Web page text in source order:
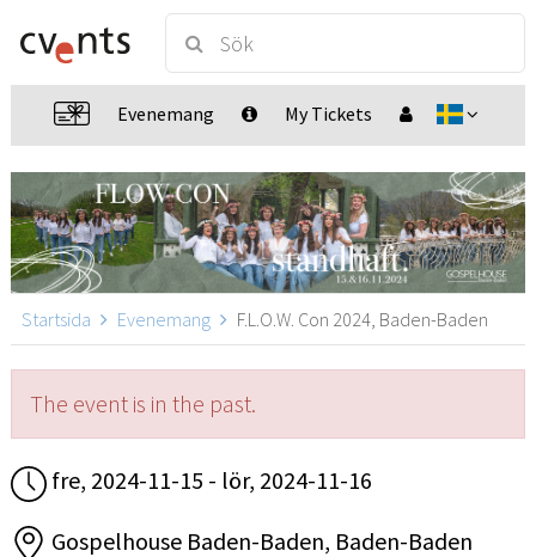
Evenemang My Tickets
Startsida Evenemang F.L.O.W. Con 2024, Baden-Baden
The event is in the past.
fre, 2024-11-15 - lör, 2024-11-16
Gospelhouse Baden-Baden, Baden-Baden